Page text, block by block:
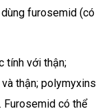
furosemid (có
tính với thận;
thận; polymyxins
Furosemid có thể